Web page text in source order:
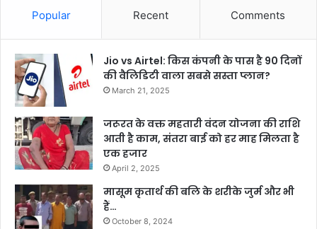
Popular Recent Comments
Jio vs Airtel: किस कंपनी के पास है 90 दिनों
की वैलिडिटी वाला सबसे सस्ता प्लान?
March 21, 2025
जरूरत के वक्त महतारी वंदन योजना की राशि
आती है काम, संतरा बाई को हर माह मिलता है
एक हजार
April 2, 2025
मासूम कृतार्थ की बलि के शरीके जुर्म और भी
हैं…
October 8, 2024